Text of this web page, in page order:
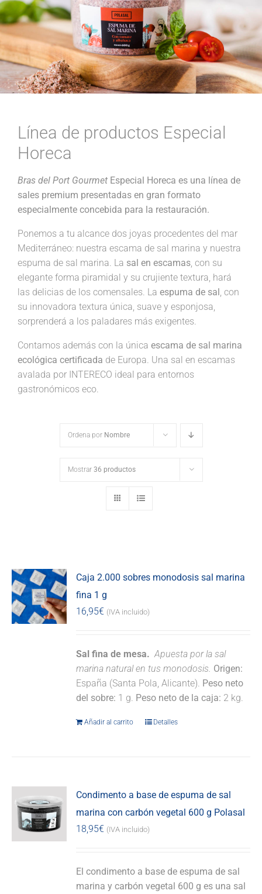
Línea de productos Especial
Horeca
Bras del Port Gourmet Especial Horeca es una línea de
sales premium presentadas en gran formato
especialmente concebida para la restauración.
Ponemos a tu alcance dos joyas procedentes del mar
Mediterráneo: nuestra escama de sal marina y nuestra
espuma de sal marina. La sal en escamas, con su
elegante forma piramidal y su crujiente textura, hará
las delicias de los comensales. La espuma de sal, con
su innovadora textura única, suave y esponjosa,
sorprenderá a los paladares más exigentes.
Contamos además con la única escama de sal marina
ecológica certificada de Europa. Una sal en escamas
avalada por INTERECO ideal para entornos
gastronómicos eco.
Ordena por Nombre
Mostrar 36 productos
Caja 2.000 sobres monodosis sal marina
fina 1 g
16,95€ (IVA incluido)
Sal fina de mesa. Apuesta por la sal
marina natural en tus monodosis. Origen:
España (Santa Pola, Alicante). Peso neto
del sobre: 1 g. Peso neto de la caja: 2 kg.
Añadir al carrito Detalles
Condimento a base de espuma de sal
marina con carbón vegetal 600 g Polasal
18,95€ (IVA incluido)
El condimento a base de espuma de sal
marina y carbón vegetal 600 g es una sal